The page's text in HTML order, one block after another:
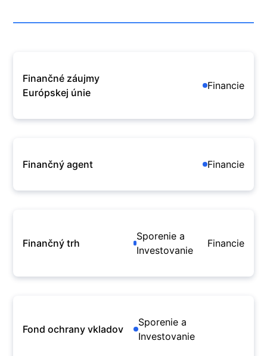
Finančné záujmy
Európskej únie
Financie
Finančný agent Financie
Finančný trh
Sporenie a
Investovanie
Financie
Fond ochrany vkladov
Sporenie a
Investovanie